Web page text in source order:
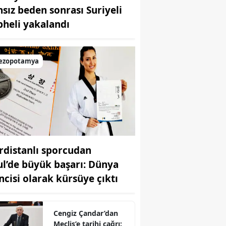
Bilecik
Bitlis
Bolu
Burdur
Bursa
Çanakkale
Çankırı
Çorum
Diyarbakır
beden sonrası Suriyeli
yakalandı
sporcudan
büyük başarı: Dünya
olarak kürsüye çıktı
Cengiz Çandar’dan
Meclis’e tarihi çağrı: